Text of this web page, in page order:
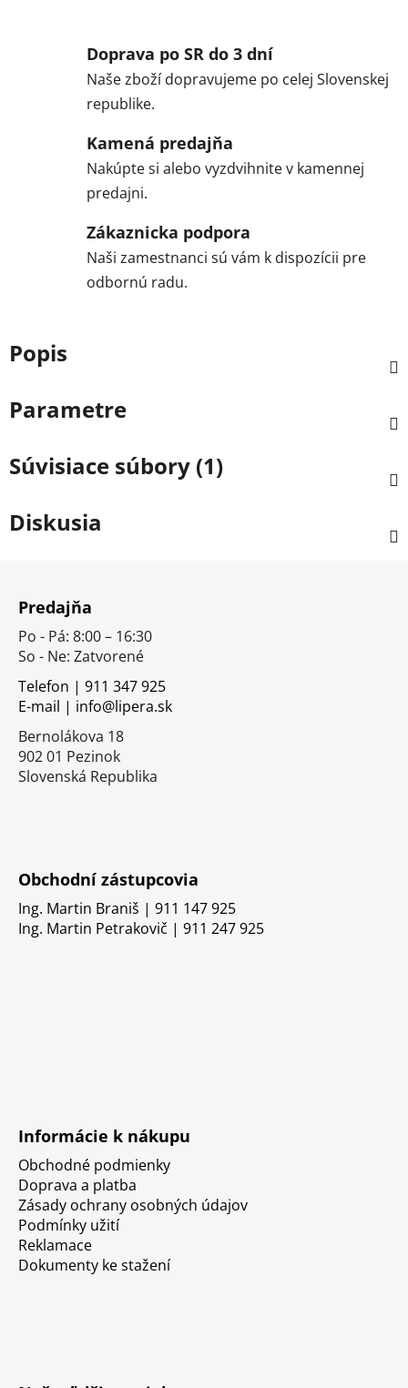
Doprava po SR do 3 dní
Naše zboží dopravujeme po celej Slovenskej
republike.
Kamená predajňa
Nakúpte si alebo vyzdvihnite v kamennej
predajni.
Zákaznicka podpora
Naši zamestnanci sú vám k dispozícii pre
odbornú radu.
Popis
Parametre
Súvisiace súbory (1)
Diskusia
Predajňa
Po - Pá: 8:00 – 16:30
So - Ne: Zatvorené
Telefon | 911 347 925
E-mail | info@lipera.sk
Bernolákova 18
902 01 Pezinok
Slovenská Republika
Obchodní zástupcovia
Ing. Martin Braniš | 911 147 925
Ing. Martin Petrakovič | 911 247 925
Informácie k nákupu
Obchodné podmienky
Doprava a platba
Zásady ochrany osobných údajov
Podmínky užití
Reklamace
Dokumenty ke stažení